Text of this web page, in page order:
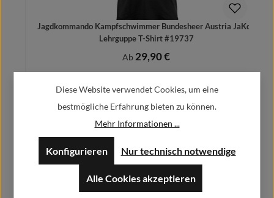
Jagdkommando Kampfschwimmer Bundesheer Austria JaKdo
Lehrguppe T-Shirt #19737
Regulärer Preis:
Ab 29,90 €
Alfa GmbH / Alfashirt
Weisweilerstr.20-22
Diese Website verwendet Cookies, um eine
bestmögliche Erfahrung bieten zu können.
Mehr Informationen ...
Nur technisch notwendige
Konfigurieren
Alle Cookies akzeptieren